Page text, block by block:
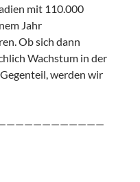
mit 110.000
Jahr
Ob sich dann
Wachstum in der
werden wir